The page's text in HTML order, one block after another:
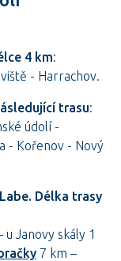
4 km:
- Harrachov.
trasu:
údolí -
- Kořenov - Nový
Délka trasy
u Janovy skály 1
7 km –